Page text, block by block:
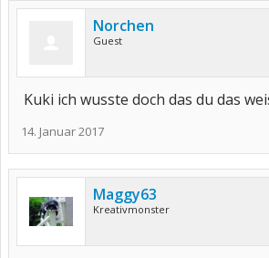
Norchen
Guest
Kuki ich wusste doch das du das
14. Januar 2017
Maggy63
Kreativmonster